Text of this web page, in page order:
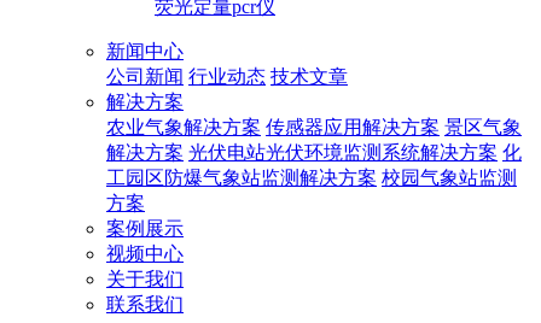
荧光定量pcr仪
新闻中心
公司新闻 行业动态 技术文章
解决方案
农业气象解决方案 传感器应用解决方案 景区气象
解决方案 光伏电站光伏环境监测系统解决方案 化
工园区防爆气象站监测解决方案 校园气象站监测
方案
案例展示
视频中心
关于我们
联系我们